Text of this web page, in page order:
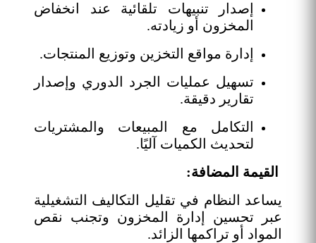
إصدار تنبيهات تلقائية عند انخفاض
المخزون أو زيادته.
إدارة مواقع التخزين وتوزيع المنتجات.
تسهيل عمليات الجرد الدوري وإصدار
تقارير دقيقة.
التكامل مع المبيعات والمشتريات
لتحديث الكميات آليًا.
القيمة المضافة:
يساعد النظام في تقليل التكاليف التشغيلية
عبر تحسين إدارة المخزون وتجنب نقص
المواد أو تراكمها الزائد.